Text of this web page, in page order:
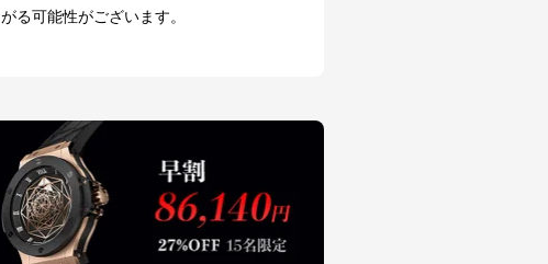
がる可能性がございます。